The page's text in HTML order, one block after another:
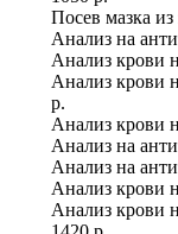
Посев мазка
Анализ на
Анализ крови
Анализ крови
р.
Анализ крови
Анализ на
Анализ на
Анализ крови
Анализ крови